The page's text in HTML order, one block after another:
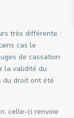
très différente :
cas le
de cassation
la validité du
du droit ont été
celle-ci renvoie